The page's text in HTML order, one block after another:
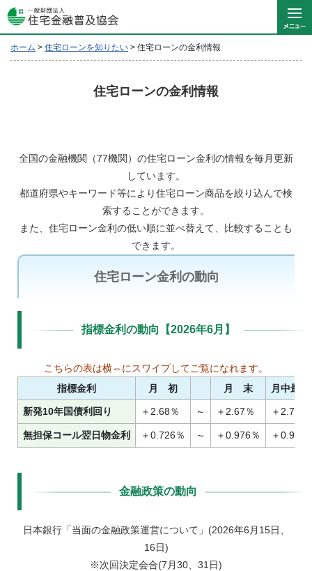
ホーム > 住宅ローンを知りたい > 住宅ローンの金利情報
住宅ローンの金利情報
全国の金融機関（77機関）の住宅ローン金利の情報を毎月更新
しています。
都道府県やキーワード等により住宅ローン商品を絞り込んで検
索することができます。
また、住宅ローン金利の低い順に並べ替えて、比較することも
できます。
住宅ローン金利の動向
指標金利の動向【2026年6月】
指標金利 月初 月末 月中最
新発10年国債利回り ＋2.68％ ～ ＋2.67％ ＋2.715
無担保コール翌日物金利 ＋0.726％ ～ ＋0.976％ ＋0.978
金融政策の動向
日本銀行「当面の金融政策運営について」(2026年6月15日、
16日)
※次回決定会合(7月30、31日)